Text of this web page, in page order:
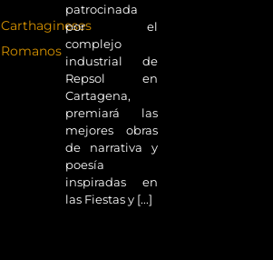
Carthagineses
Romanos
patrocinada
por el
complejo
industrial de
Repsol en
Cartagena,
premiará las
mejores obras
de narrativa y
poesía
inspiradas en
las Fiestas y [...]